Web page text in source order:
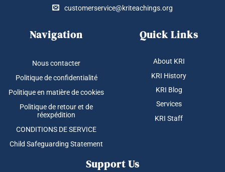
customerservice@kriteachings.org
Navigation
Nous contacter
Politique de confidentialité
Politique en matière de cookies
Politique de retour et de
réexpédition
CONDITIONS DE SERVICE
Child Safeguarding Statement
Quick Links
About KRI
KRI History
KRI Blog
Services
KRI Staff
Support Us